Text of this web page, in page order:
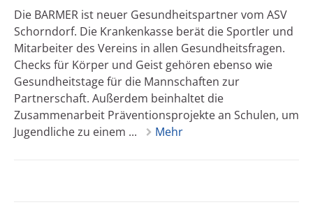
Die BARMER ist neuer Gesundheitspartner vom ASV
Schorndorf. Die Krankenkasse berät die Sportler und
Mitarbeiter des Vereins in allen Gesundheitsfragen.
Checks für Körper und Geist gehören ebenso wie
Gesundheitstage für die Mannschaften zur
Partnerschaft. Außerdem beinhaltet die
Zusammenarbeit Präventionsprojekte an Schulen, um
Jugendliche zu einem ...
Mehr